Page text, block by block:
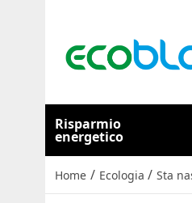
Risparmio
energetico
Home / Ecologia / Sta